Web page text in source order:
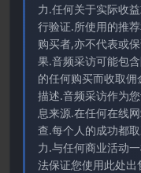
力.任何关于实际收
行验证.所使用的推
购买者,亦不代表或
果.音频采访可能包
的任何购买而收取
描述.音频采访作为
息来源.在任何在线
查.每个人的成功都
力.与任何商业活动
法保证您使用此处